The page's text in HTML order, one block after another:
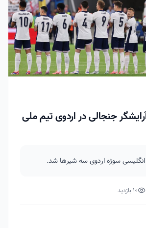
جنجالی در اردوی تیم ملی
سوژه اردوی سه شیرها شد.
10 بازدید